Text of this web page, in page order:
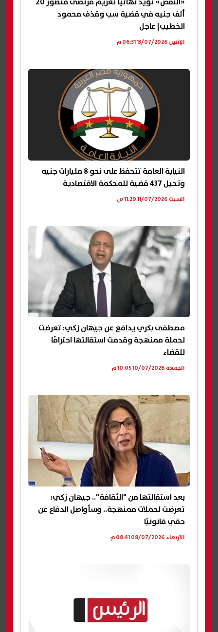
ألف جنيه في قضية سب وقذف محمود
الخطيب| عاجل
الإثنين 13/07/2026 06:31 م
النيابة العامة تتحفظ على نحو 8 مليارات جنيه
وتحيل 437 قضية للمحكمة الاقتصادية
السبت 11/07/2026 11:29 ص
مصطفى بكري يدافع عن جيهان زكي: تعرضت
لحملة ممنهجة وقدمت استقالتها احترامًا
للقضاء
الجمعة 10/07/2026 10:05 م
بعد استقالتها من "الثقافة".. جيهان زكي:
تعرضت لحملات ممنهجة.. وسأواصل الدفاع عن
حقي قانونيًا
الأربعاء 08/07/2026 08:41 م